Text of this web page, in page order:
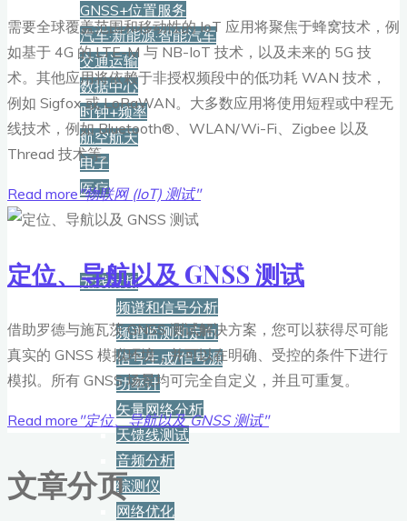
GNSS+位置服务
汽车·新能源·智能汽车
交通运输
数据中心
时钟+频率
航空航天
电子
医疗
无线射频
频谱和信号分析
频谱监测和定向
信号生成/信号源
功率计
矢量网络分析
天馈线测试
音频分析
综测仪
网络优化
需要全球覆盖范围和移动性的 IoT 应用将聚焦于蜂窝技术，例
如基于 4G 的 LTE-M 与 NB-IoT 技术，以及未来的 5G 技
术。其他应用将依赖于非授权频段中的低功耗 WAN 技术，
例如 Sigfox 或 LoRaWAN。大多数应用将使用短程或中程无
线技术，例如 Bluetooth®、WLAN/Wi-Fi、Zigbee 以及
Thread 技术等。
Read more"物联网 (IoT) 测试"
定位、导航以及 GNSS 测试
借助罗德与施瓦茨 GNSS 测试解决方案，您可以获得尽可能
真实的 GNSS 模拟环境，并可以在明确、受控的条件下进行
模拟。所有 GNSS 场景均可完全自定义，并且可重复。
Read more "定位、导航以及 GNSS 测试"
文章分页